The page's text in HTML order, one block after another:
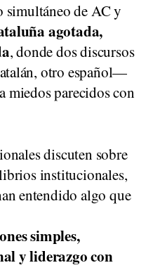
de AC y
agotada,
, donde dos discursos
otro español—
miedos parecidos con
discuten sobre
institucionales,
entendido algo que
simples,
y liderazgo con